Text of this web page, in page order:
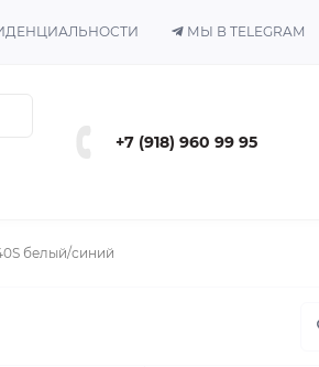
МЫ В TELEGRAM
+7 (918) 960 99 95
белый/синий